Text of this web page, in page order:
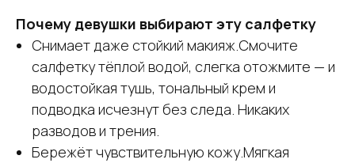
Почему девушки выбирают эту салфетку
Снимает даже стойкий макияж.Смочите
салфетку тёплой водой, слегка отожмите — и
водостойкая тушь, тональный крем и
подводка исчезнут без следа. Никаких
разводов и трения.
Бережёт чувствительную кожу.Мягкая